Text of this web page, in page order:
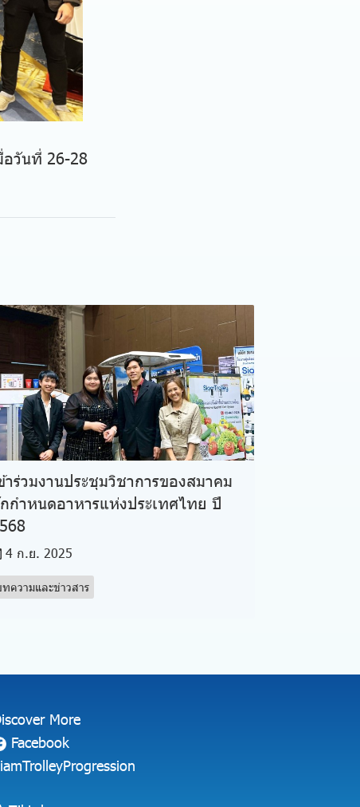
อวันที่ 26-28
าร่วมงานประชุมวิชาการของสมาคม
กำหนดอาหารแห่งประเทศไทย ปี
4 ก.ย. 2025
ความและข่าวสาร
More
Facebook